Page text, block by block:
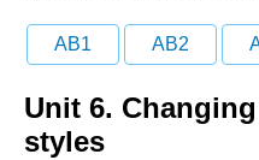
AB1 AB2
Unit 6.
styles